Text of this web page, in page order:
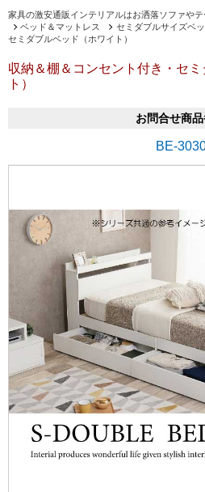
家具の激安通販インテリアルはお洒落ソファや
ベッド＆マットレス
セミダブルサイズベ
セミダブルベッド（ホワイト）
収納＆棚＆コンセント付き・セ
ト）
お問合せ商
BE-